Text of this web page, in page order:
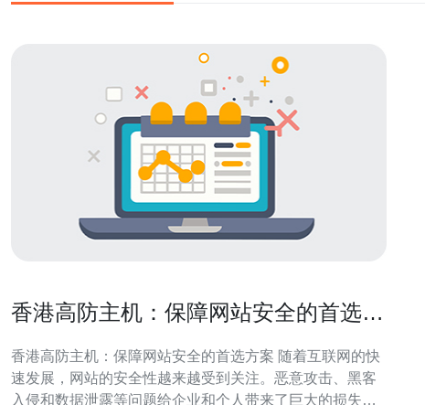
香港高防主机：保障网站安全的首选方
香港高防主机：保障网站安全的首选方案 随着互联网的快
速发展，网站的安全性越来越受到关注。恶意攻击、黑客
入侵和数据泄露等问题给企业和个人带来了巨大的损失。